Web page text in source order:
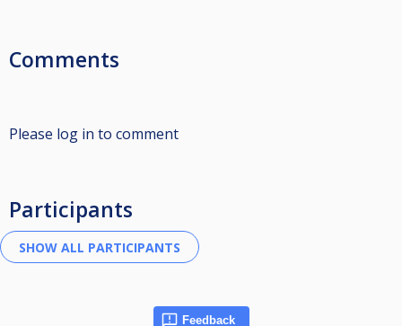
Comments
Please log in to comment
Participants
Feedback